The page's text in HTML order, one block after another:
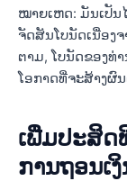
ໝາຍເຫດ: ມັນເປັນ
ຈັດສັນໂບນັດເນື່ອງຈ
ຕາມ, ໂບນັດຂອງທ່
ໂອກາດທີ່ຈະສ້າງຜົ
ເພີ່ມປະສິດ
ການຖອນເ